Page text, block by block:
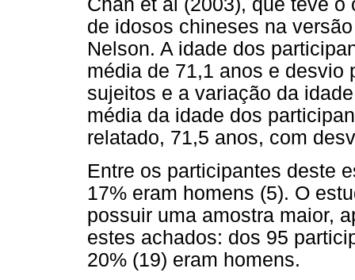
Chan et al (2003), que teve
de idosos chineses na
Nelson. A idade dos
média de 71,1 anos e desvio
sujeitos e a variação da
média da idade dos
relatado, 71,5 anos, com
Entre os participantes deste
17% eram homens (5). O
possuir uma amostra maior,
estes achados: dos 95
20% (19) eram homens.